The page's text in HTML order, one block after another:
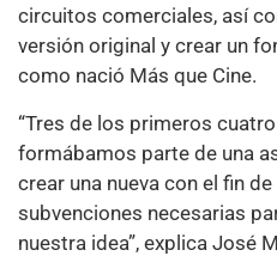
circuitos comerciales, así
versión original y crear un
como nació Más que Cine.
“Tres de los primeros
formábamos parte de una
crear una nueva con el fin
subvenciones necesarias
nuestra idea”, explica José